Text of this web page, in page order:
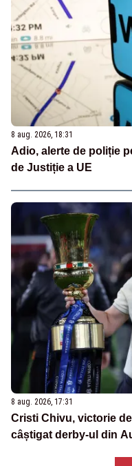
8 aug. 2026, 18:31
Adio, alerte de poliție
de Justiție a UE
8 aug. 2026, 17:31
Cristi Chivu, victorie
câștigat derby-ul din